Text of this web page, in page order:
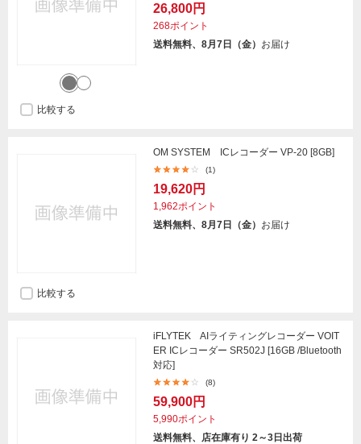
26,800円
268ポイント
送料無料、8月7日（金） お届け
比較する
OM SYSTEM ICレコーダー VP-20 [8GB]
(1)
19,620円
1,962ポイント
送料無料、8月7日（金） お届け
比較する
iFLYTEK AIライティングレコーダー VOIT
ER ICレコーダー SR502J [16GB /Bluetooth
対応]
(8)
59,900円
5,990ポイント
送料無料、店在庫有り 2～3日出荷